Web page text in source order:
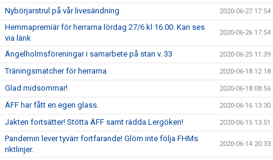
Nybörjarstrul på vår livesändning 2020-06-27 17:54
Hemmapremiär för herrarna lördag 27/6 kl 16.00. Kan ses
via länk
2020-06-26 17:54
Ängelholmsföreningar i samarbete på stan v. 33 2020-06-25 11:39
Träningsmatcher för herrarna 2020-06-18 12:18
Glad midsommar! 2020-06-18 08:56
ÄFF har fått en egen glass. 2020-06-16 13:30
Jakten fortsätter! Stötta ÄFF samt rädda Lergöken! 2020-06-15 13:51
Pandemin lever tyvärr fortfarande! Glöm inte följa FHMs
riktlinjer.
2020-06-14 20:33